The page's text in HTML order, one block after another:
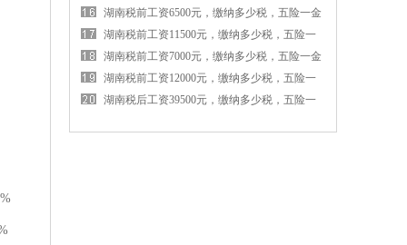
金各交多少钱
湖南税前工资6500元，缴纳多少税，五险一金
各交多少钱
湖南税前工资11500元，缴纳多少税，五险一
金各交多少钱
湖南税前工资7000元，缴纳多少税，五险一金
各交多少钱
湖南税前工资12000元，缴纳多少税，五险一
金各交多少钱
湖南税后工资39500元，缴纳多少税，五险一